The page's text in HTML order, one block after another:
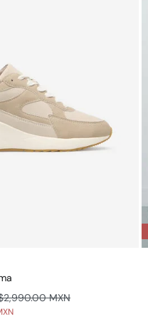
MXN